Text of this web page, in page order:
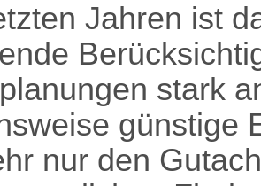
Jahren ist
stark
günstige
nur den